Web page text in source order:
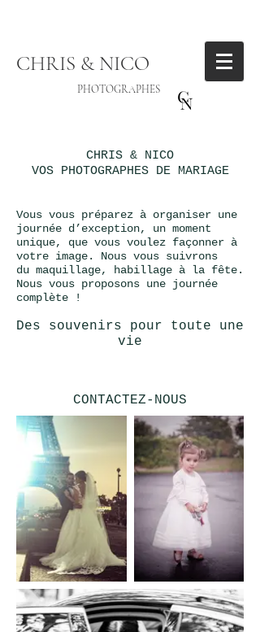
CHRIS & NICO
PHOTOGRAPHES
CHRIS & NICO
VOS PHOTOGRAPHES DE MARIAGE
Vous vous préparez à organiser une
journée d’exception, un moment
unique, que vous voulez façonner à
votre image. Nous vous suivrons
du maquillage, habillage à la fête.
Nous vous proposons une journée
complète !
Des souvenirs pour toute une
vie
CONTACTEZ-NOUS